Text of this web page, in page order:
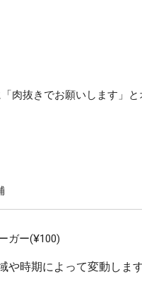
肉抜きでお願いします」と
ガー(¥100)
や時期によって変動します